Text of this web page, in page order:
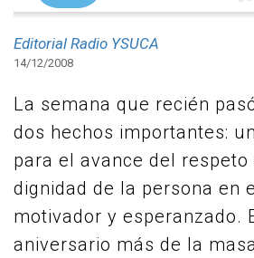
Editorial Radio YSUCA
14/12/2008
La semana que recién
dos hechos importantes:
para el avance del respeto
dignidad de la persona en
motivador y esperanzado.
aniversario más de la